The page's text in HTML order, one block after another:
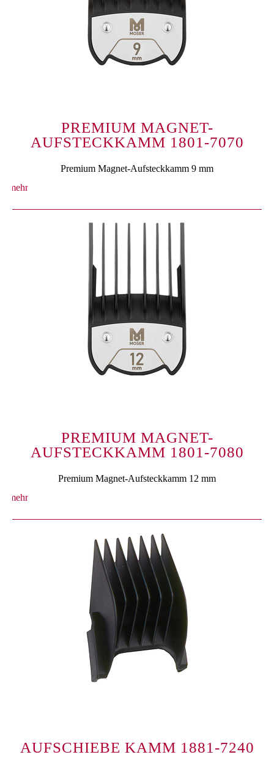
PREMIUM MAGNET-
AUFSTECKKAMM 1801-7070
Premium Magnet-Aufsteckkamm 9 mm
mehr
PREMIUM MAGNET-
AUFSTECKKAMM 1801-7080
Premium Magnet-Aufsteckkamm 12 mm
mehr
AUFSCHIEBE KAMM 1881-7240